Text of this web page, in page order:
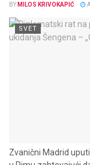
BY MILOS KRIVOKAPIĆ
SVET
Zvanični Madrid